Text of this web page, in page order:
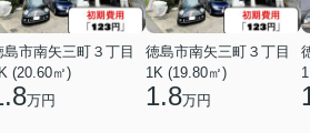
島市南矢三町３丁目
(20.60㎡)
万円
徳島市南矢三町３丁目
1K (19.80㎡)
1.8万円